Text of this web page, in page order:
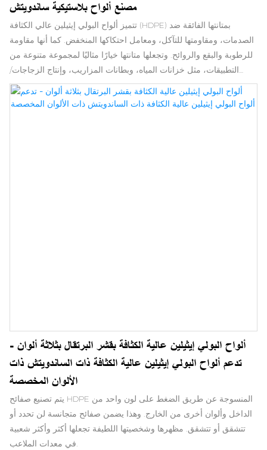
مصنع ألواح بلاستيكية ساندويتش
تتميز ألواح البولي إيثيلين عالي الكثافة (HDPE) بمتانتها الفائقة ضد
الصدمات، ومقاومتها للتآكل، ومعامل احتكاكها المنخفض. كما أنها مقاومة
للرطوبة والبقع والروائح. وتجعلها متانتها خيارًا مثاليًا لمجموعة متنوعة من
التطبيقات، مثل خزانات المياه، وبطانات المزاريب، وإنتاج الزجاجات/
أغطيتها، والعديد من الاستخدامات الصناعية الأخرى. يوفر البولي إيثيلين
ألواح البولي إيثيلين عالية الكثافة بقشر البرتقال بثلاثة ألوان -
تدعم ألواح البولي إيثيلين عالية الكثافة ذات الساندويتش ذات
الألوان المخصصة
يتم تصنيع صفائح HDPE المنسوجة عن طريق الضغط على لون واحد من
الداخل وألوان أخرى من الخارج. وهذا يضمن صفائح متجانسة لن تحدد أو
تتشقق أو تتشقق. مظهرها وشخصيتها اللطيفة تجعلها أكثر وأكثر شعبية
في معدات الملاعب.